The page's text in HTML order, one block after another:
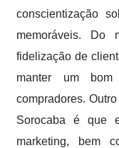
conscientização
memoráveis. Do
fidelização de
manter um bom
compradores.
Sorocaba é que
marketing, bem